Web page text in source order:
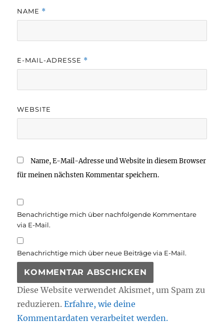
NAME *
E-MAIL-ADRESSE *
WEBSITE
Name, E-Mail-Adresse und Website in diesem Browser
für meinen nächsten Kommentar speichern.
Benachrichtige mich über nachfolgende Kommentare
via E-Mail.
Benachrichtige mich über neue Beiträge via E-Mail.
Diese Website verwendet Akismet, um Spam zu
reduzieren.Erfahre, wie deine
Kommentardaten verarbeitet werden.